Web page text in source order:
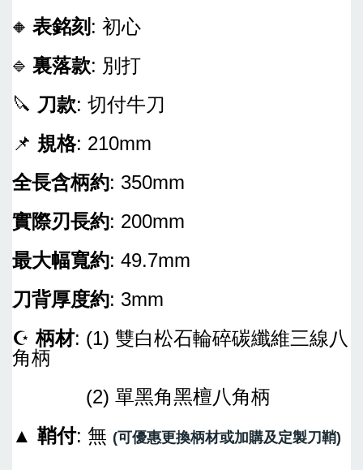
NT$ 1,200
NT$ 1,500
-
🔶 表銘刻 : 初心
🔷 裏落款: 別打
🔪 刀款: 切付牛刀
📌 規格: 210mm
全長含柄約: 350mm
實際刃長約: 200mm
最大幅寬約: 49.7mm
刀背厚度約: 3mm
☪柄材: (1) 雙白松石輪碎碳纖維三線八
角柄
(2) 單黑角黑檀八角柄
▲ 鞘付: 無 (可優惠更換柄材或加購及定製刀鞘)